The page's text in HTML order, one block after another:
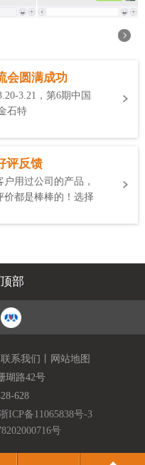
会圆满成功
3.21，第6期中国
石特
评反馈
户用过公司的产品，
价都是棒棒的！选择
部
联系我们
网站地图
瑚路42号
628
ICP备11065838号-3
号